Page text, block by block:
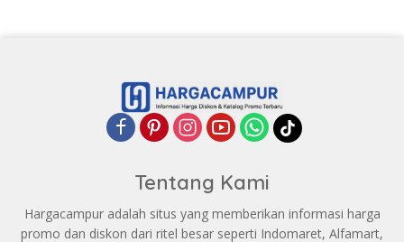
Tentang Kami
Hargacampur adalah situs yang memberikan informasi harga
promo dan diskon dari ritel besar seperti Indomaret, Alfamart,